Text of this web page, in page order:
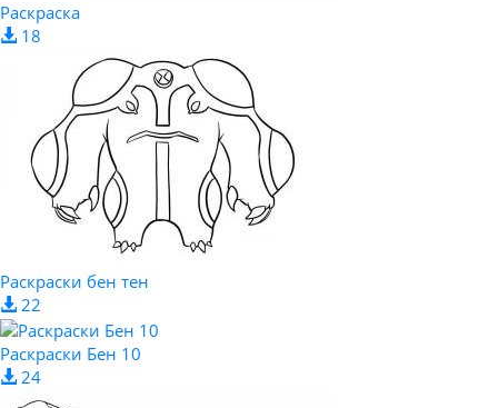
Раскраска
18
Раскраски бен тен
22
Раскраски Бен 10
24